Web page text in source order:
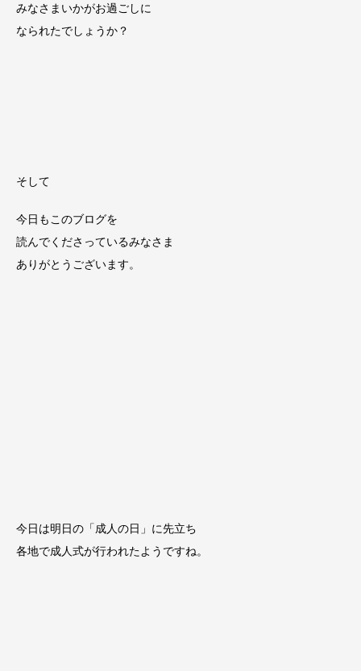
みなさまいかがお過ごしに
なられたでしょうか？
そして
今日もこのブログを
読んでくださっているみなさま
ありがとうございます。
今日は明日の「成人の日」に先立ち
各地で成人式が行われたようですね。